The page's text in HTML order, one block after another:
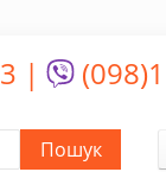
|
Пошук